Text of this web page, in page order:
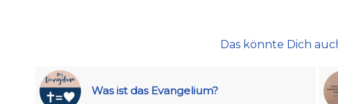
Das könnte Dich
Was ist das Evangelium?